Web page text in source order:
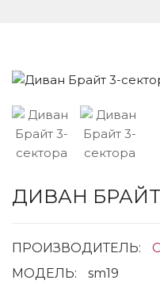
ДИВАН
ПРОИЗВОДИТЕЛЬ:
МОДЕЛЬ:
sm19